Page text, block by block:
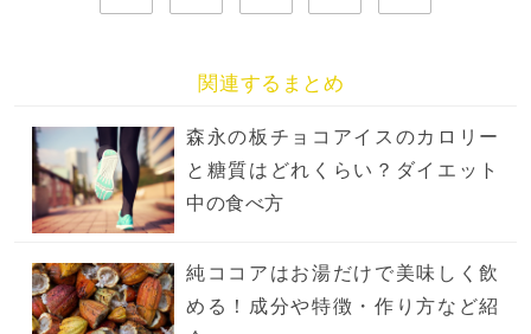
関連するまとめ
森永の板チョコアイスのカロリー
と糖質はどれくらい？ダイエット
中の食べ方
純ココアはお湯だけで美味しく飲
める！成分や特徴・作り方など紹